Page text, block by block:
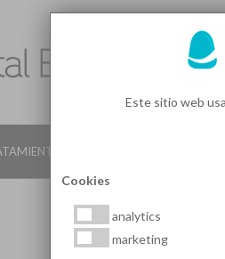
DENTALES EN BARCELONA
Este sitio web
Cookies
analytics
marketing